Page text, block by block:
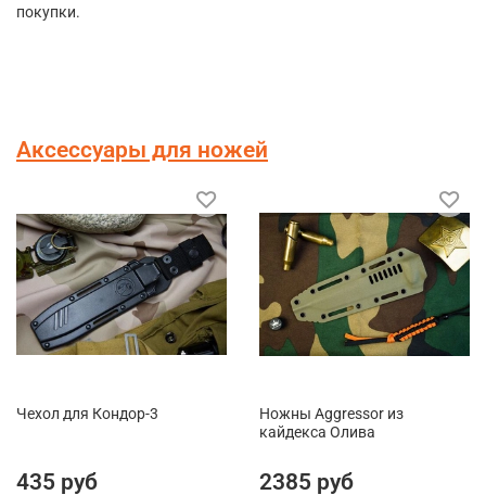
покупки.
Аксессуары для ножей
Чехол для Кондор-3
435 руб
Ножны Aggressor из
кайдекса Олива
2385 руб